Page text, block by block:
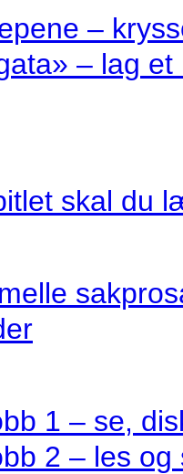
–
– lag et
skal du
1 – se,
2 – les og